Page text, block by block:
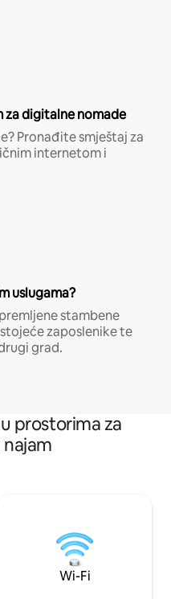
za digitalne nomade
Pronađite smještaj za
internetom i
uslugama?
stambene
zaposlenike te
grad.
prostorima za
Wi-Fi